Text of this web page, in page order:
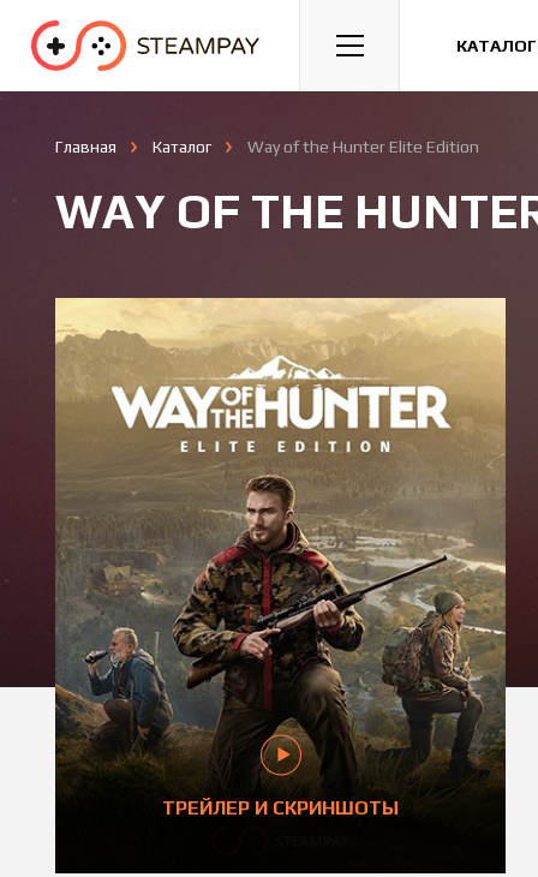
Спорт Гонки Казуальные
Главная Каталог Way of the Hunter Elite Edition
WAY OF THE
ТРЕЙЛЕР И СКРИНШОТЫ